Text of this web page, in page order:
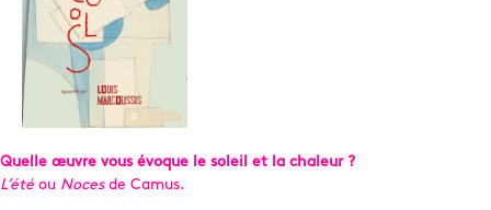
Quelle œuvre vous évoque le soleil et la chaleur ?
L’été ou Nocesde Camus.